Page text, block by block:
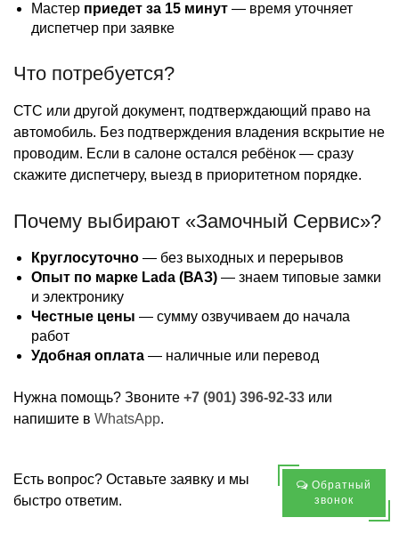
Мастер приедет за 15 минут — время уточняет
диспетчер при заявке
Что потребуется?
СТС или другой документ, подтверждающий право на
автомобиль. Без подтверждения владения вскрытие не
проводим. Если в салоне остался ребёнок — сразу
скажите диспетчеру, выезд в приоритетном порядке.
Почему выбирают «Замочный Сервис»?
Круглосуточно — без выходных и перерывов
Опыт по марке Lada (ВАЗ) — знаем типовые замки
и электронику
Честные цены — сумму озвучиваем до начала
работ
Удобная оплата — наличные или перевод
Нужна помощь? Звоните +7 (901) 396-92-33 или
напишите в WhatsApp.
Есть вопрос? Оставьте заявку и мы
быстро ответим.
Обратный
звонок